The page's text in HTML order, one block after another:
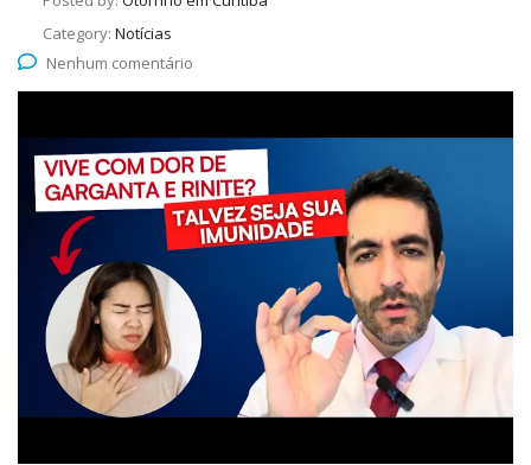
Category: Notícias
Nenhum comentário